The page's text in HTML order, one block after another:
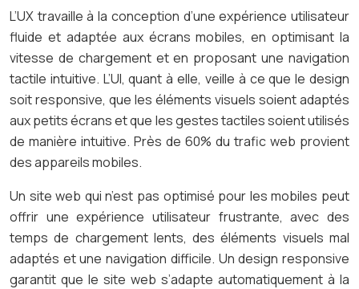
L’UX travaille à la conception d’une expérience utilisateur
fluide et adaptée aux écrans mobiles, en optimisant la
vitesse de chargement et en proposant une navigation
tactile intuitive. L’UI, quant à elle, veille à ce que le design
soit responsive, que les éléments visuels soient adaptés
aux petits écrans et que les gestes tactiles soient utilisés
de manière intuitive. Près de 60% du trafic web provient
des appareils mobiles.
Un site web qui n’est pas optimisé pour les mobiles peut
offrir une expérience utilisateur frustrante, avec des
temps de chargement lents, des éléments visuels mal
adaptés et une navigation difficile. Un design responsive
garantit que le site web s’adapte automatiquement à la